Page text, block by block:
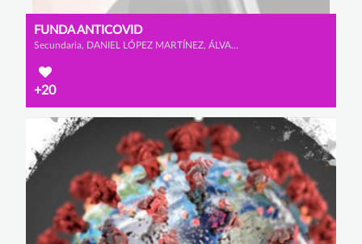
FUNDA ANTICOVID
Secundaria, DANIEL LÓPEZ MARTÍNEZ, ÁLVARO DOLADO MONTERO y ALEJANDRO GARCÍA CALAMARDO
+20